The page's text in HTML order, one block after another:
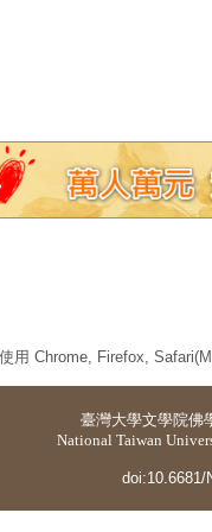
用 Chrome, Firefox,
臺灣大學文學院佛
National Taiwan
doi:10.6681/